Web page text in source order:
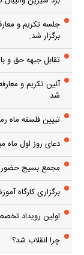
جلسه تکریم و
برگزار شد.
تقابل جبهه حق و
آئین تکریم و
شد
تبیین فلسفه ماه
دعای روز اول ماه
مجمع بسیج حضور
برگزاری کارگاه
اولین رویداد
چرا انقلاب شد؟